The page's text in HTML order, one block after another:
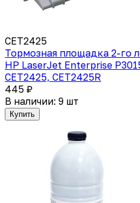
CET2425
Тормозная площадка 2-го
HP LaserJet Enterprise
CET2425, CET2425R
445 ₽
В наличии: 9 шт
Купить